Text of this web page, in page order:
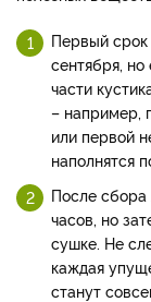
Первый срок
сентября,
части
– например,
или первой
наполнятся
После сбора
часов, но
сушке. Не
каждая
станут